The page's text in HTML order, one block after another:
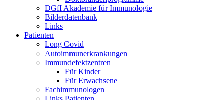
DGfI Akademie für Immunologie
Bilderdatenbank
Links
Patienten
Long Covid
Autoimmunerkrankungen
Immundefektzentren
Für Kinder
Für Erwachsene
Fachimmunologen